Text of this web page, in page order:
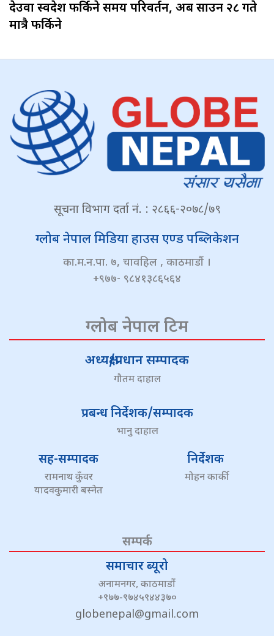
देउवा स्वदेश फर्किने समय परिवर्तन, अब साउन २८ गते
मात्रै फर्किने
सूचना विभाग दर्ता नं. : २८६६-२०७८/७९
ग्लोब नेपाल मिडिया हाउस एण्ड पब्लिकेशन
का.म.न.पा. ७, चावहिल , काठमाडौं ।
+९७७- ९८४१३८६५६४
ग्लोब नेपाल टिम
अध्यक्ष/प्रधान सम्पादक
गौतम दाहाल
प्रबन्ध निर्देशक/सम्पादक
भानु दाहाल
सह-सम्पादक
रामनाथ कुँवर
यादवकुमारी बस्नेत
निर्देशक
मोहन कार्की
सम्पर्क
समाचार ब्यूरो
अनामनगर, काठमाडौं
+९७७-९७४५९४४३७०
globenepal@gmail.com